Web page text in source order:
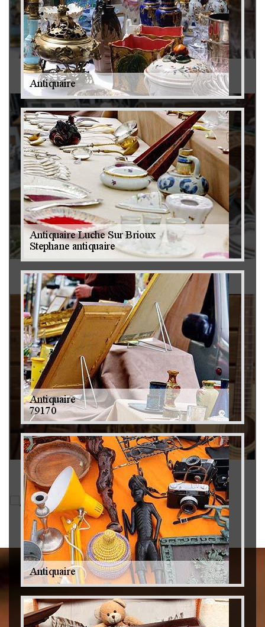
Antiquaire 79
Brocanteur 79
Rachat instrument de musique 79
Achat antiquité 79